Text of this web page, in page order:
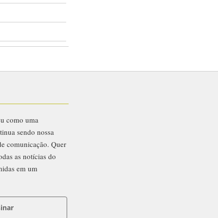
como uma
sendo nossa
comunicação. Quer
as notícias do
em um